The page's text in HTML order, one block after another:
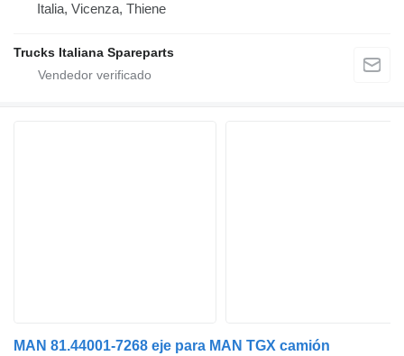
Italia, Vicenza, Thiene
Trucks Italiana Spareparts
MAN 81.44001-7268 eje para MAN TGX camión